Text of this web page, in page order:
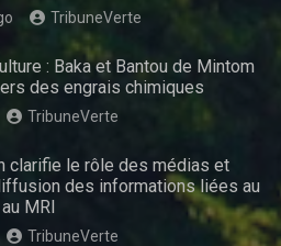
TribuneVerte
: Baka et Bantou de Mintom
des engrais chimiques
TribuneVerte
clarifie le rôle des médias et
des informations liées au
MRI
TribuneVerte